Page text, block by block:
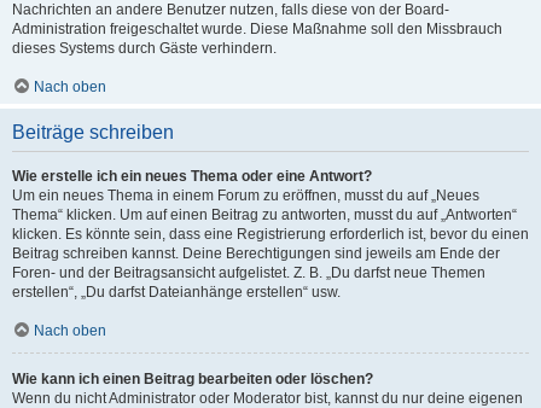
Nachrichten an andere Benutzer nutzen, falls diese von der Board-
Administration freigeschaltet wurde. Diese Maßnahme soll den Missbrauch
dieses Systems durch Gäste verhindern.
Nach oben
Beiträge schreiben
Wie erstelle ich ein neues Thema oder eine Antwort?
Um ein neues Thema in einem Forum zu eröffnen, musst du auf „Neues
Thema“ klicken. Um auf einen Beitrag zu antworten, musst du auf „Antworten“
klicken. Es könnte sein, dass eine Registrierung erforderlich ist, bevor du einen
Beitrag schreiben kannst. Deine Berechtigungen sind jeweils am Ende der
Foren- und der Beitragsansicht aufgelistet. Z. B. „Du darfst neue Themen
erstellen“, „Du darfst Dateianhänge erstellen“ usw.
Nach oben
Wie kann ich einen Beitrag bearbeiten oder löschen?
Wenn du nicht Administrator oder Moderator bist, kannst du nur deine eigenen